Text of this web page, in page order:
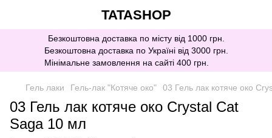
TATASHOP
Безкоштовна доставка по місту від 1000 грн.
Безкоштовна доставка по Україні від 3000 грн.
Мінімальне замовлення на сайті 400 грн.
Гель лаки Гель-лак "Котяче око" 03 Гель лак котяче око
03 Гель лак котяче око Crystal Cat
Saga 10 мл